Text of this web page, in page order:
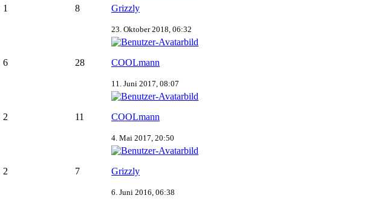
1 8 Grizzly
23. Oktober 2018, 06:32
6 28 COOLmann
11. Juni 2017, 08:07
2 11 COOLmann
4. Mai 2017, 20:50
2 7 Grizzly
6. Juni 2016, 06:38